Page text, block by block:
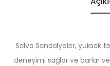
Salva Sandalyeler, yüksek
deneyimi sağlar ve barlar